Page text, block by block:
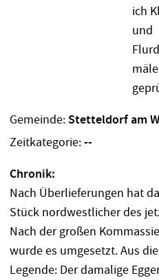
Gemeinde: Stetteldorf am
Zeitkategorie:--
Chronik:
Nach Überlieferungen hat
Stück nordwestlicher des
Nach der großen
wurde es umgesetzt. Aus
Legende: Der damalige